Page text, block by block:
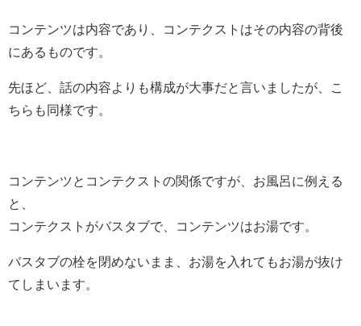
コンテンツは内容であり、コンテクストはその内容の背後
にあるものです。
先ほど、話の内容よりも構成が大事だと言いましたが、こ
ちらも同様です。
コンテンツとコンテクストの関係ですが、お風呂に例える
と、
コンテクストがバスタブで、コンテンツはお湯です。
バスタブの栓を閉めないまま、お湯を入れてもお湯が抜け
てしまいます。